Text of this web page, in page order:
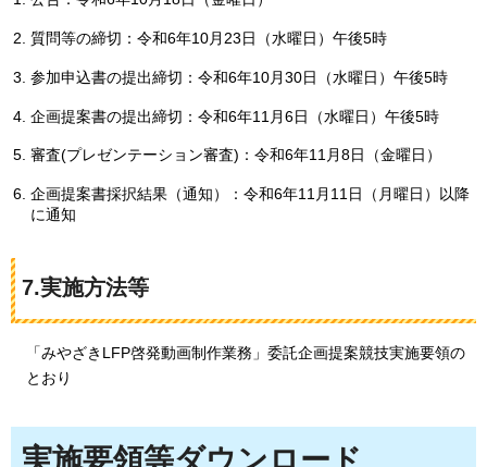
質問等の締切：令和6年10月23日（水曜日）午後5時
参加申込書の提出締切：令和6年10月30日（水曜日）午後5時
企画提案書の提出締切：令和6年11月6日（水曜日）午後5時
審査(プレゼンテーション審査)：令和6年11月8日（金曜日）
企画提案書採択結果（通知）：令和6年11月11日（月曜日）以降
に通知
7.実施方法等
「みやざきLFP啓発動画制作業務」委託企画提案競技実施要領の
とおり
実施要領等ダウンロード